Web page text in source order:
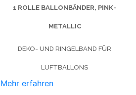
1 ROLLE BALLONBÄNDER, PINK-
METALLIC
DEKO- UND RINGELBAND FÜR
LUFTBALLONS
Mehr erfahren